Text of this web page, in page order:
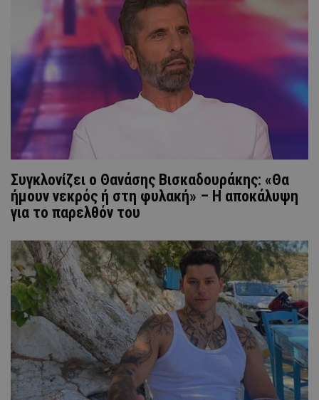
Συγκλονίζει ο Θανάσης Βισκαδουράκης: «Θα
ήμουν νεκρός ή στη φυλακή» – H αποκάλυψη
για το παρελθόν του